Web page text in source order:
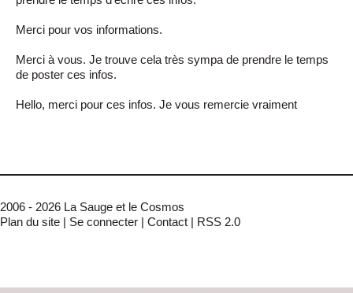
Merci pour vos informations.
Merci à vous. Je trouve cela très sympa de prendre le temps
de poster ces infos.
Hello, merci pour ces infos. Je vous remercie vraiment
2006 - 2026 La Sauge et le Cosmos
Plan du site | Se connecter | Contact | RSS 2.0